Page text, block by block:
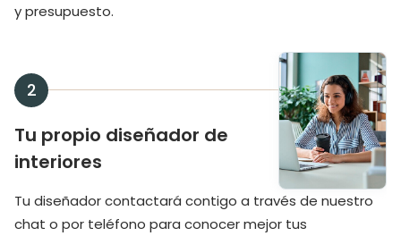
y presupuesto.
2
Tu propio diseñador de
interiores
Tu diseñador contactará contigo a través de nuestro
chat o por teléfono para conocer mejor tus